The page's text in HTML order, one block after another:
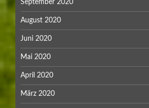
September 2020
August 2020
Juni 2020
Mai 2020
April 2020
März 2020